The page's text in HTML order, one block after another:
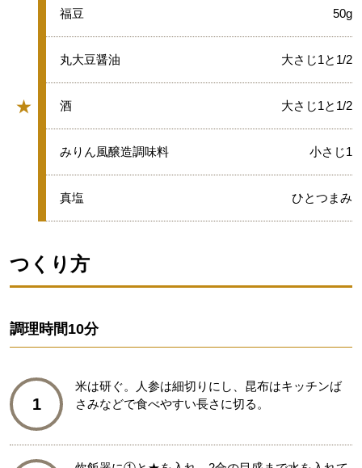
★
グループ
★
福豆 50g
★
丸大豆醤油 大さじ1と1/2
★
酒 大さじ1と1/2
★
みりん風醸造調味料 小さじ1
★
真塩 ひとつまみ
つくり方
調理時間10分
1
米は研ぐ。人参は細切りにし、昆布はキッチンば
さみなどで食べやすい長さに切る。